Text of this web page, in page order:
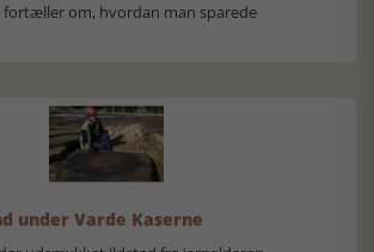
om, hvordan man sparede
under Varde Kaserne